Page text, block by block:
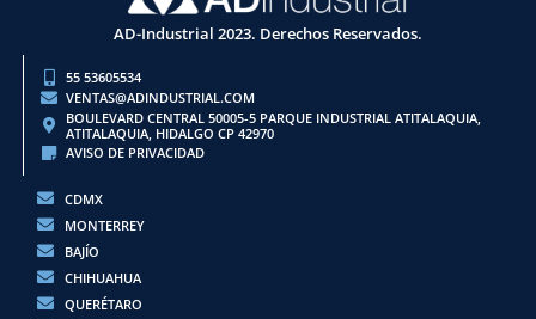
AD-Industrial 2023. Derechos Reservados.
55 53605534
VENTAS@ADINDUSTRIAL.COM
BOULEVARD CENTRAL 50005-5 PARQUE INDUSTRIAL ATITALAQUIA,
ATITALAQUIA, HIDALGO CP 42970
AVISO DE PRIVACIDAD
CDMX
MONTERREY
BAJÍO
CHIHUAHUA
QUERÉTARO